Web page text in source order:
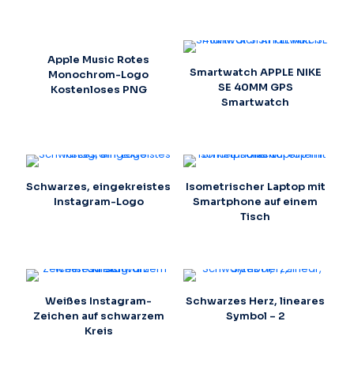
Apple Music Rotes
Monochrom-Logo
Kostenloses PNG
Smartwatch APPLE NIKE
SE 40MM GPS
Smartwatch
Schwarzes, eingekreistes
Instagram-Logo
Isometrischer Laptop mit
Smartphone auf einem
Tisch
Weißes Instagram-
Zeichen auf schwarzem
Kreis
Schwarzes Herz, lineares
Symbol – 2